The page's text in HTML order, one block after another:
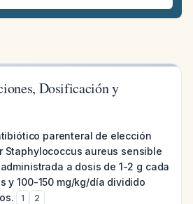
Dosificación y
parenteral de elección
Staphylococcus aureus sensible
a dosis de 1-2 g cada
y 100-150 mg/kg/día dividido
1 2